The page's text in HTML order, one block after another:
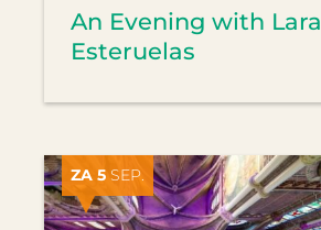
An Evening with Lara
Esteruelas
ZA 5 SEP.